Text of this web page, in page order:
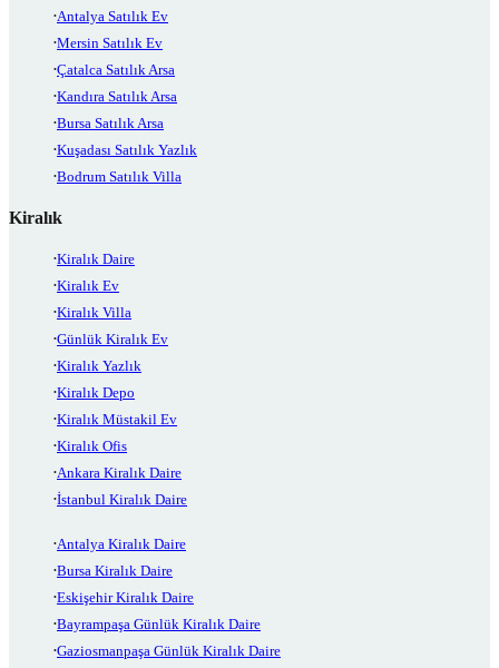
Antalya Satılık Ev
Mersin Satılık Ev
Çatalca Satılık Arsa
Kandıra Satılık Arsa
Bursa Satılık Arsa
Kuşadası Satılık Yazlık
Bodrum Satılık Villa
Kiralık
Kiralık Daire
Kiralık Ev
Kiralık Villa
Günlük Kiralık Ev
Kiralık Yazlık
Kiralık Depo
Kiralık Müstakil Ev
Kiralık Ofis
Ankara Kiralık Daire
İstanbul Kiralık Daire
Antalya Kiralık Daire
Bursa Kiralık Daire
Eskişehir Kiralık Daire
Bayrampaşa Günlük Kiralık Daire
Gaziosmanpaşa Günlük Kiralık Daire